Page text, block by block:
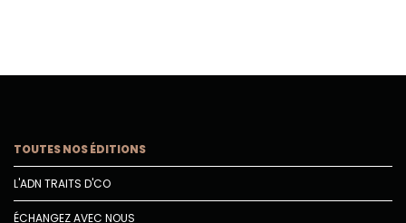
TOUTES NOS ÉDITIONS
L'ADN TRAITS D'CO
ÉCHANGEZ AVEC NOUS